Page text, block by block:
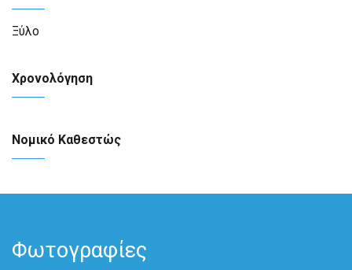
Ξύλο
Χρονολόγηση
Νομικό Καθεστώς
Φωτογραφίες